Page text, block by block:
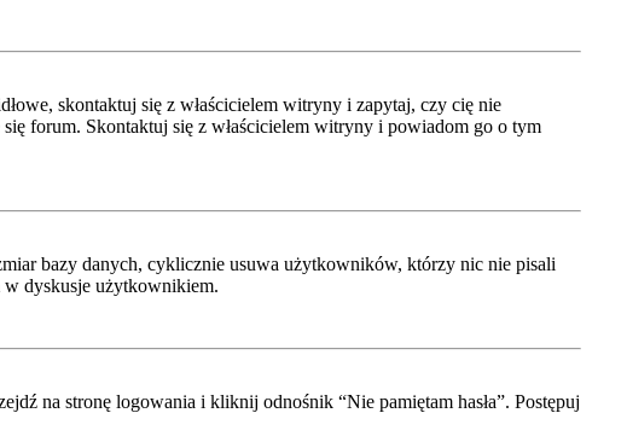
skontaktuj się z właścicielem witryny i zapytaj, czy cię nie
forum. Skontaktuj się z właścicielem witryny i powiadom go o tym
bazy danych, cyklicznie usuwa użytkowników, którzy nic nie pisali
w dyskusje użytkownikiem.
na stronę logowania i kliknij odnośnik “Nie pamiętam hasła”. Postępuj